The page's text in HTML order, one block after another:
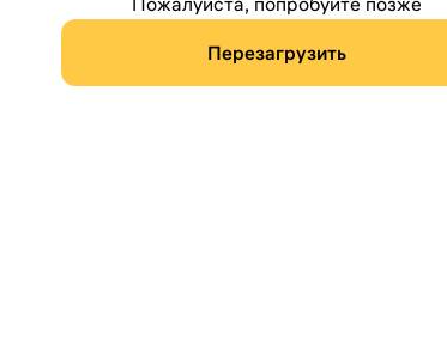
Перезагрузить